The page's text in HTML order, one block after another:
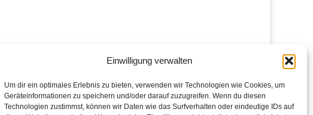
Einwilligung verwalten
Um dir ein optimales Erlebnis zu bieten, verwenden wir Technologien wie Cookies, um
Geräteinformationen zu speichern und/oder darauf zuzugreifen. Wenn du diesen
Technologien zustimmst, können wir Daten wie das Surfverhalten oder eindeutige IDs auf